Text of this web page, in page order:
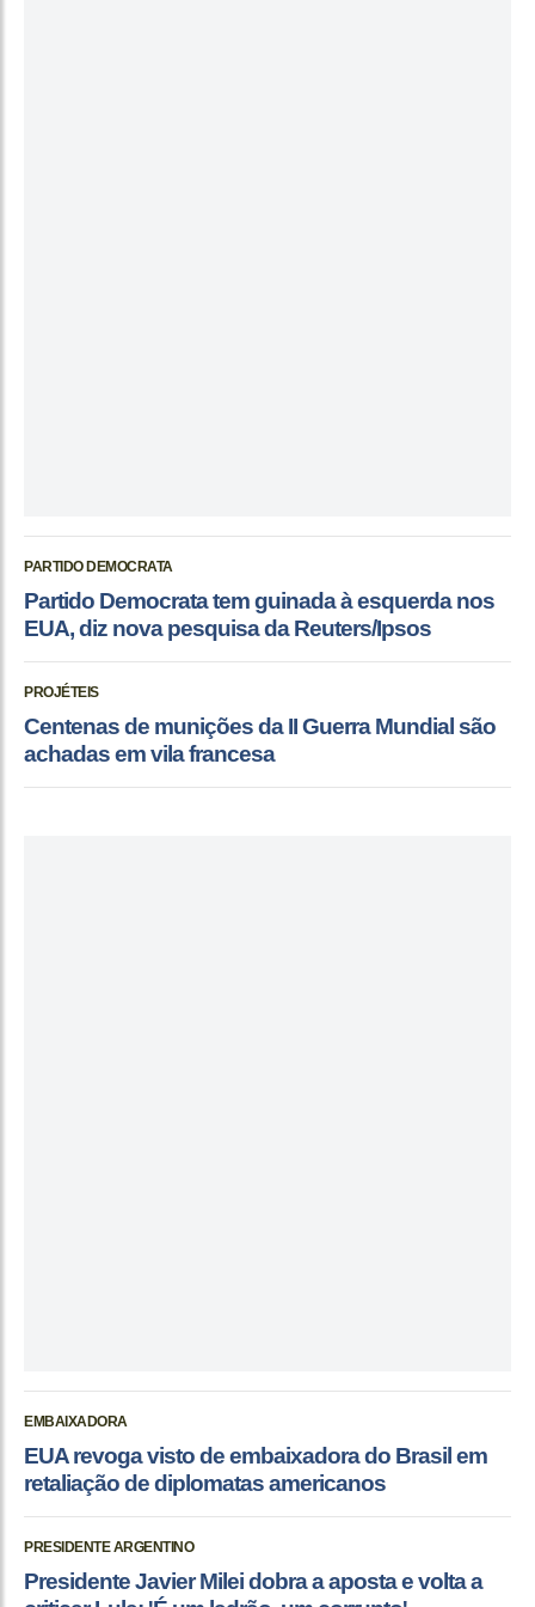
PARTIDO DEMOCRATA
Partido Democrata tem guinada à esquerda nos
EUA, diz nova pesquisa da Reuters/Ipsos
PROJÉTEIS
Centenas de munições da II Guerra Mundial são
achadas em vila francesa
EMBAIXADORA
EUA revoga visto de embaixadora do Brasil em
retaliação de diplomatas americanos
PRESIDENTE ARGENTINO
Presidente Javier Milei dobra a aposta e volta a